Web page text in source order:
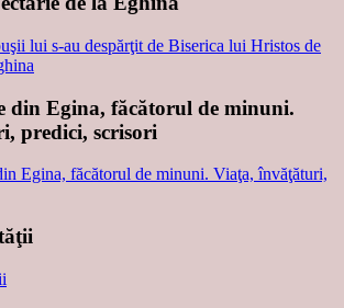
din Egina, făcătorul de minuni.
predici, scrisori